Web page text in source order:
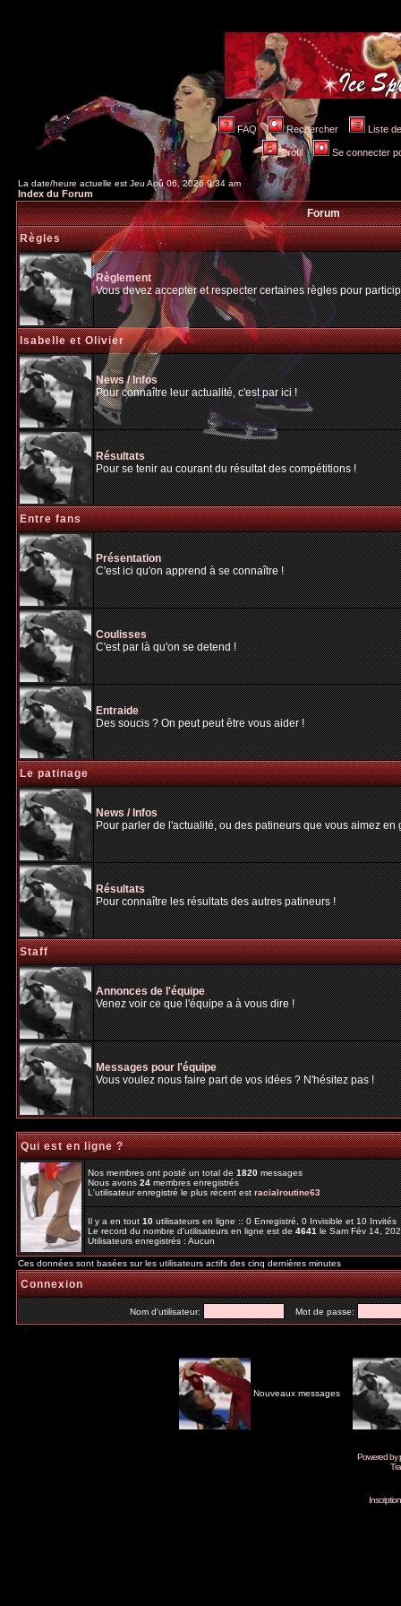
FAQ Rechercher Liste
Profil Se connecter
La date/heure actuelle est Jeu Aoû 06, 2026 9:34 am
Index du Forum
Forum
Règles
Règlement
Vous devez accepter et respecter certaines règles pour
Isabelle et Olivier
News / Infos
Pour connaître leur actualité, c'est par ici !
Résultats
Pour se tenir au courant du résultat des compétitions !
Entre fans
Présentation
C'est ici qu'on apprend à se connaître !
Coulisses
C'est par là qu'on se detend !
Entraide
Des soucis ? On peut peut être vous aider !
Le patinage
News / Infos
Pour parler de l'actualité, ou des patineurs que vous aimez
Résultats
Pour connaître les résultats des autres patineurs !
Staff
Annonces de l'équipe
Venez voir ce que l'équipe a à vous dire !
Messages pour l'équipe
Vous voulez nous faire part de vos idées ? N'hésitez pas !
Qui est en ligne ?
Nos membres ont posté un total de1820messages
Nous avons24membres enregistrés
L'utilisateur enregistré le plus récent estracialroutine63
Il y a en tout10utilisateurs en ligne :: 0 Enregistré, 0 Invisible et 10
Le record du nombre d'utilisateurs en ligne est de4641le Sam Fév 14,
Utilisateurs enregistrés : Aucun
Ces données sont basées sur les utilisateurs actifs des cinq dernières minutes
Connexion
Nom d'utilisateur: Mot de passe:
Nouveaux messages
Powered by